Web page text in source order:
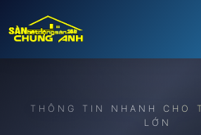
THÔNG TIN NHANH CHO
LỚN